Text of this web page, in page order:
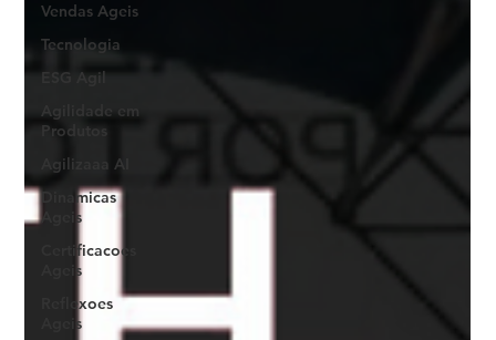
Vendas Ageis
Tecnologia
ESG Agil
Agilidade em
Produtos
Agilizaaa AI
Dinamicas
Ageis
Certificacoes
Ageis
Reflexoes
Ageis